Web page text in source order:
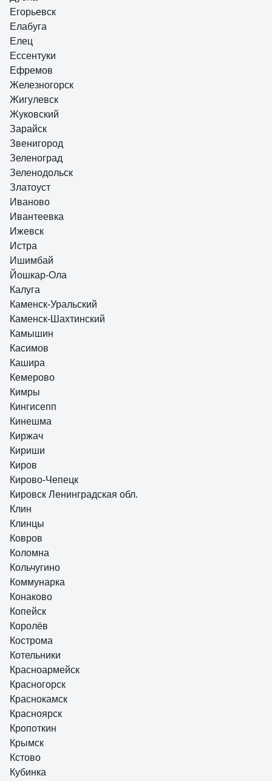
Егорьевск
Елабуга
Елец
Ессентуки
Ефремов
Железногорск
Жигулевск
Жуковский
Зарайск
Звенигород
Зеленоград
Зеленодольск
Златоуст
Иваново
Ивантеевка
Ижевск
Истра
Ишимбай
Йошкар-Ола
Калуга
Каменск-Уральский
Каменск-Шахтинский
Камышин
Касимов
Кашира
Кемерово
Кимры
Кингисепп
Кинешма
Киржач
Кириши
Киров
Кирово-Чепецк
Кировск Ленинградская обл.
Клин
Клинцы
Ковров
Коломна
Кольчугино
Коммунарка
Конаково
Копейск
Королёв
Кострома
Котельники
Красноармейск
Красногорск
Краснокамск
Красноярск
Кропоткин
Крымск
Кстово
Кубинка